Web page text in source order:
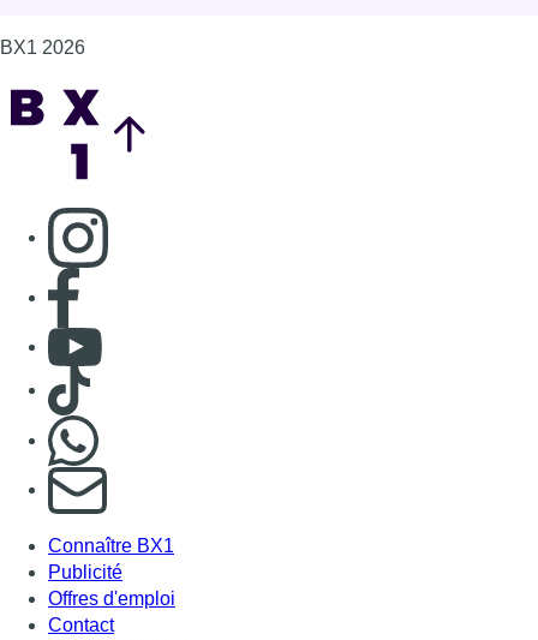
BX1 2026
Consulter page Instagram
Consulter page Facebook
Consulter Youtube
Consulter TikTok
S'abonner à notre newsletter
Connaître BX1
Publicité
Offres d'emploi
Contact